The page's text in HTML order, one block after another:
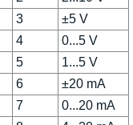
3
±5 V
4
0...5 V
5
1...5 V
6
±20 mA
7
0...20 mA